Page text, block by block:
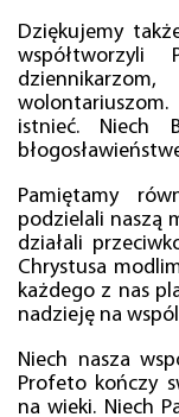
Dziękujemy
istnieć. Niech
Pamiętamy
podzielali naszą
działali
Chrystusa
każdego z nas
nadzieję na
Niech nasza
Profeto kończy
na wieki. Niech